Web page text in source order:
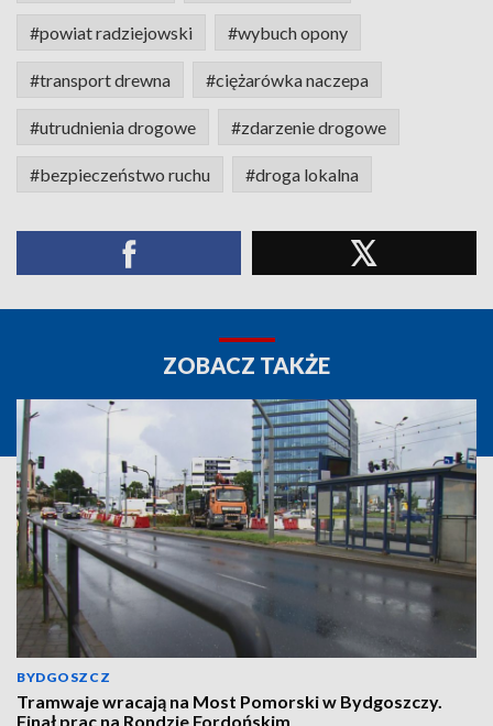
#powiat radziejowski #wybuch opony
#transport drewna #ciężarówka naczepa
#utrudnienia drogowe #zdarzenie drogowe
#bezpieczeństwo ruchu #droga lokalna
ZOBACZ TAKŻE
BYDGOSZCZ
Tramwaje wracają na Most Pomorski w Bydgoszczy.
Finał prac na Rondzie Fordońskim